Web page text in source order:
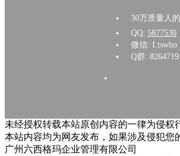
30万质量人
QQ: 5877530
微信: Ltswho
Q群: 8264719
未经授权转载本站原创内容的一律为侵权
本站内容均为网友发布，如果涉及侵犯您
广州六西格玛企业管理有限公司